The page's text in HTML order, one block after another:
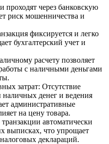
проходят через банковскую
риск мошенничества и
фиксируется и легко
бухгалтерский учет и
расчету позволяет
с наличными деньгами
затрат: Отсутствие
наличных денег и ведения
административные
на цену товара.
автоматически
выписках, что упрощает
деклараций.